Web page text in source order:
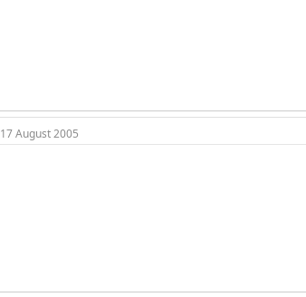
17 August 2005